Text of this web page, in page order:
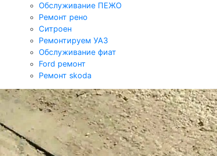
Обслуживание ПЕЖО
Ремонт рено
Ситроен
Ремонтируем УАЗ
Обслуживание фиат
Ford ремонт
Ремонт skoda